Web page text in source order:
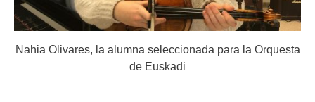
Nahia Olivares, la alumna seleccionada para la Orquesta
de Euskadi